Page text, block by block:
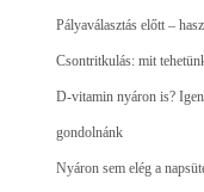
Pályaválasztás előtt –
Csontritkulás: mit
D-vitamin nyáron is?
gondolnánk
Nyáron sem elég a